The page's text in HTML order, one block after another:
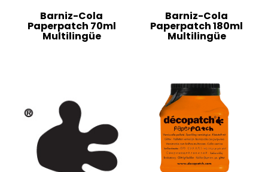
Barniz-Cola
Paperpatch 70ml
Multilingüe
Barniz-Cola
Paperpatch 180ml
Multilingüe